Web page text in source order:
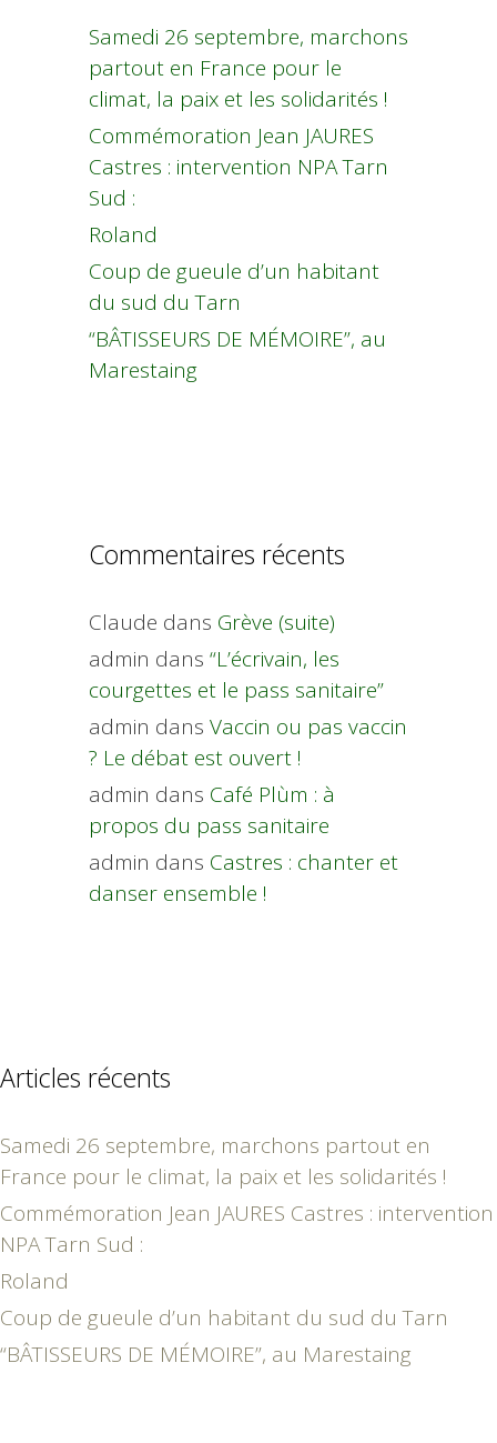
Samedi 26 septembre, marchons
partout en France pour le
climat, la paix et les solidarités !
Commémoration Jean JAURES
Castres : intervention NPA Tarn
Sud :
Roland
Coup de gueule d’un habitant
du sud du Tarn
“BÂTISSEURS DE MÉMOIRE”, au
Marestaing
Commentaires récents
Claude dans Grève (suite)
admin dans “L’écrivain, les
courgettes et le pass sanitaire”
admin dans Vaccin ou pas vaccin
? Le débat est ouvert !
admin dans Café Plùm : à
propos du pass sanitaire
admin dans Castres : chanter et
danser ensemble !
Articles récents
Samedi 26 septembre, marchons partout en
France pour le climat, la paix et les solidarités !
Commémoration Jean JAURES Castres : intervention
NPA Tarn Sud :
Roland
Coup de gueule d’un habitant du sud du Tarn
“BÂTISSEURS DE MÉMOIRE”, au Marestaing